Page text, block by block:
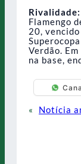
Rivalidade:
Flamengo
20,
Verdão.
na base,
«
Notícia